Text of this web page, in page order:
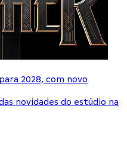
2028, com novo
novidades do estúdio na